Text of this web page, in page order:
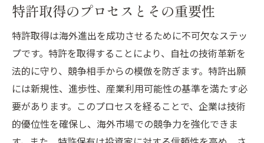
特許取得のプロセスとその重要性
特許取得は海外進出を成功させるために不可欠なステッ
プです。特許を取得することにより、自社の技術革新を
法的に守り、競争相手からの模倣を防ぎます。特許出願
には新規性、進歩性、産業利用可能性の基準を満たす必
要があります。このプロセスを経ることで、企業は技術
的優位性を確保し、海外市場での競争力を強化できま